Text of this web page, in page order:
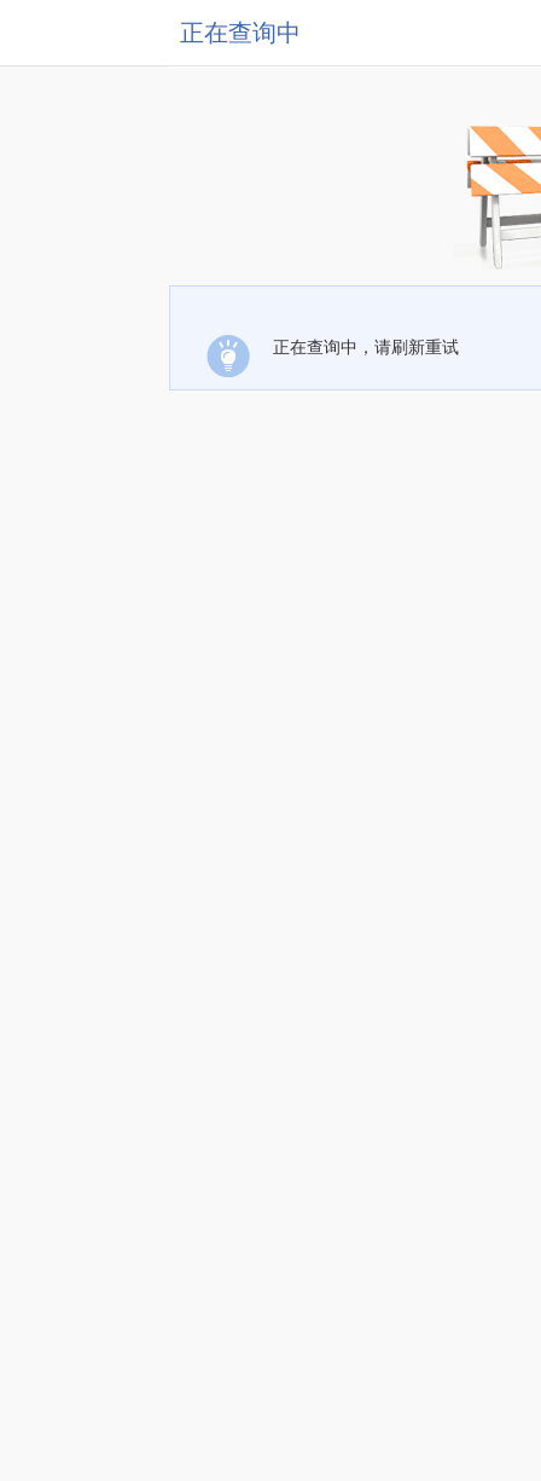
正在查询中
正在查询中，请刷新重试